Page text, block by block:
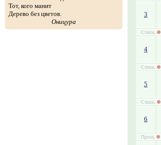
Тот, кого манит
Дерево без цветов.
Оницура
3
Стихи,
4
Стихи,
5
Стихи,
6
Проза,